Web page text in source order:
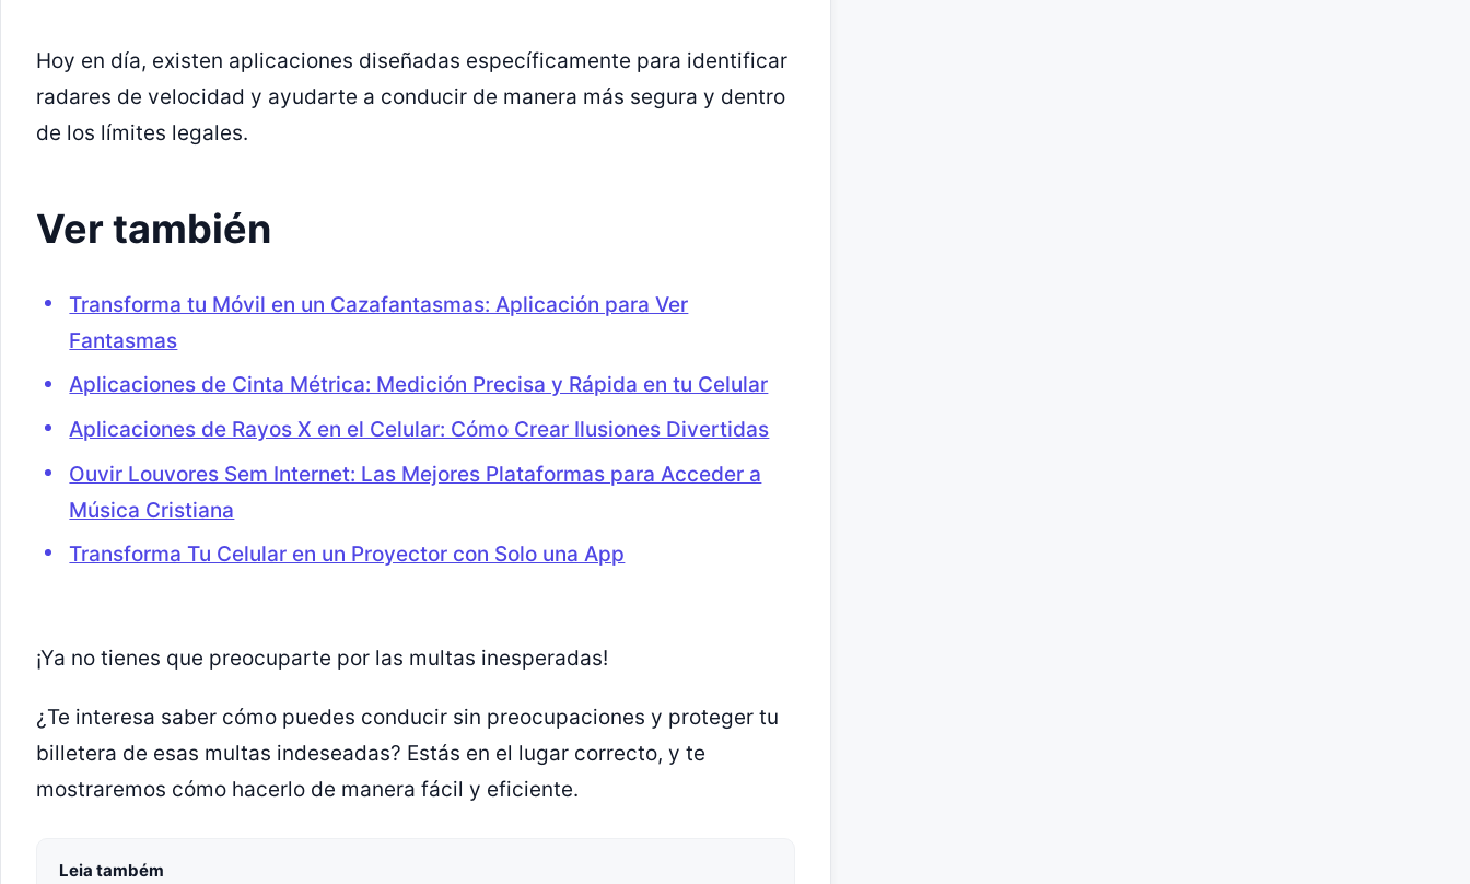
Hoy en día, existen aplicaciones diseñadas específicamente para identificar
radares de velocidad y ayudarte a conducir de manera más segura y dentro
de los límites legales.
Ver también
Transforma tu Móvil en un Cazafantasmas: Aplicación para Ver
Fantasmas
Aplicaciones de Cinta Métrica: Medición Precisa y Rápida en tu Celular
Aplicaciones de Rayos X en el Celular: Cómo Crear Ilusiones Divertidas
Ouvir Louvores Sem Internet: Las Mejores Plataformas para Acceder a
Música Cristiana
Transforma Tu Celular en un Proyector con Solo una App
¡Ya no tienes que preocuparte por las multas inesperadas!
¿Te interesa saber cómo puedes conducir sin preocupaciones y proteger tu
billetera de esas multas indeseadas? Estás en el lugar correcto, y te
mostraremos cómo hacerlo de manera fácil y eficiente.
Leia também